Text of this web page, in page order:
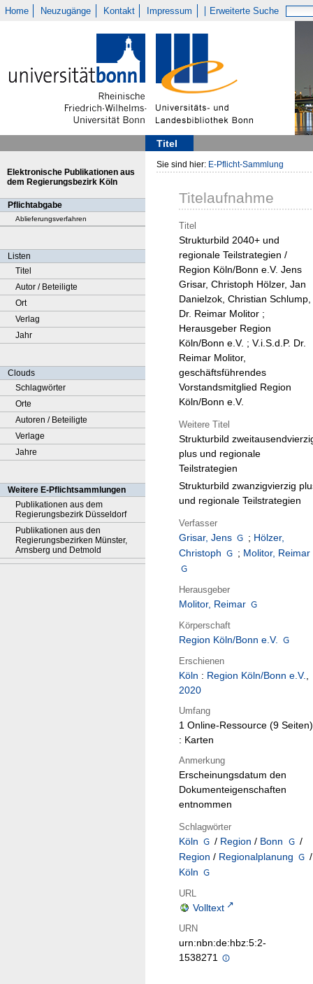
Home Neuzugänge Kontakt Impressum Erweiterte Suche
Titel
Elektronische Publikationen aus
dem Regierungsbezirk Köln
Pflichtabgabe
Ablieferungsverfahren
Listen
Titel
Autor / Beteiligte
Ort
Verlag
Jahr
Clouds
Schlagwörter
Orte
Autoren / Beteiligte
Verlage
Jahre
Weitere E-Pflichtsammlungen
Publikationen aus dem
Regierungsbezirk Düsseldorf
Publikationen aus den
Regierungsbezirken Münster,
Arnsberg und Detmold
Sie sind hier: E-Pflicht-Sammlung
Titelaufnahme
Titel
Strukturbild 2040+ und
regionale Teilstrategien /
Region Köln/Bonn e.V. Jens
Grisar, Christoph Hölzer, Jan
Danielzok, Christian Schlump,
Dr. Reimar Molitor ;
Herausgeber Region
Köln/Bonn e.V. ; V.i.S.d.P. Dr.
Reimar Molitor,
geschäftsführendes
Vorstandsmitglied Region
Köln/Bonn e.V.
Weitere Titel
Strukturbild
plus und regionale
Teilstrategien
Strukturbild zwanzigvierzig
und regionale Teilstrategien
Verfasser
Grisar, Jens ; Hölzer,
Christoph
; Molitor, Reimar
Herausgeber
Molitor, Reimar
Körperschaft
Region Köln/Bonn e.V.
Erschienen
Köln : Region Köln/Bonn e.V.,
2020
Umfang
1 Online-Ressource (9 Seiten)
: Karten
Anmerkung
Erscheinungsdatum den
Dokumenteigenschaften
entnommen
Schlagwörter
Köln / Region / Bonn
/
Region / Regionalplanung
/
Köln
URL
Volltext
URN
urn:nbn:de:hbz:5:2-
1538271